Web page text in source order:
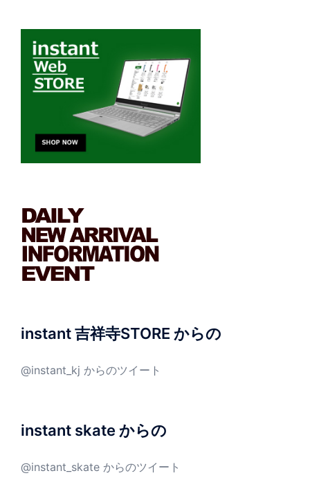
instant 吉祥寺STORE からの
@instant_kj からのツイート
instant skate からの
@instant_skate からのツイート